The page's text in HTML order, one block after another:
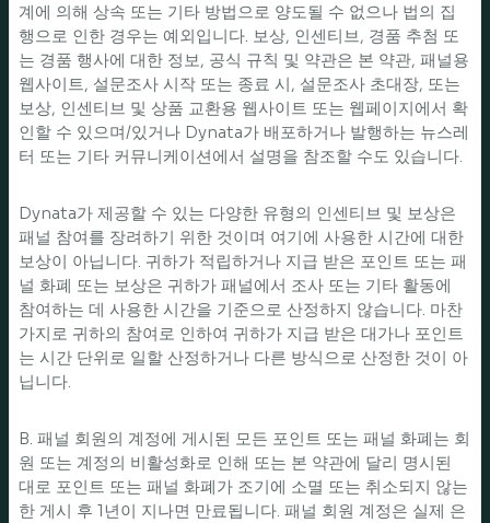
계에 의해 상속 또는 기타 방법으로 양도될 수 없으나 법의 집
행으로 인한 경우는 예외입니다. 보상, 인센티브, 경품 추첨 또
는 경품 행사에 대한 정보, 공식 규칙 및 약관은 본 약관, 패널용
웹사이트, 설문조사 시작 또는 종료 시, 설문조사 초대장, 또는
보상, 인센티브 및 상품 교환용 웹사이트 또는 웹페이지에서 확
인할 수 있으며/있거나 Dynata가 배포하거나 발행하는 뉴스레
터 또는 기타 커뮤니케이션에서 설명을 참조할 수도 있습니다.
Dynata가 제공할 수 있는 다양한 유형의 인센티브 및 보상은
패널 참여를 장려하기 위한 것이며 여기에 사용한 시간에 대한
보상이 아닙니다. 귀하가 적립하거나 지급 받은 포인트 또는 패
널 화폐 또는 보상은 귀하가 패널에서 조사 또는 기타 활동에
참여하는 데 사용한 시간을 기준으로 산정하지 않습니다. 마찬
가지로 귀하의 참여로 인하여 귀하가 지급 받은 대가나 포인트
는 시간 단위로 일할 산정하거나 다른 방식으로 산정한 것이 아
닙니다.
B. 패널 회원의 계정에 게시된 모든 포인트 또는 패널 화폐는 회
원 또는 계정의 비활성화로 인해 또는 본 약관에 달리 명시된
대로 포인트 또는 패널 화폐가 조기에 소멸 또는 취소되지 않는
한 게시 후 1년이 지나면 만료됩니다. 패널 회원 계정은 실제 은